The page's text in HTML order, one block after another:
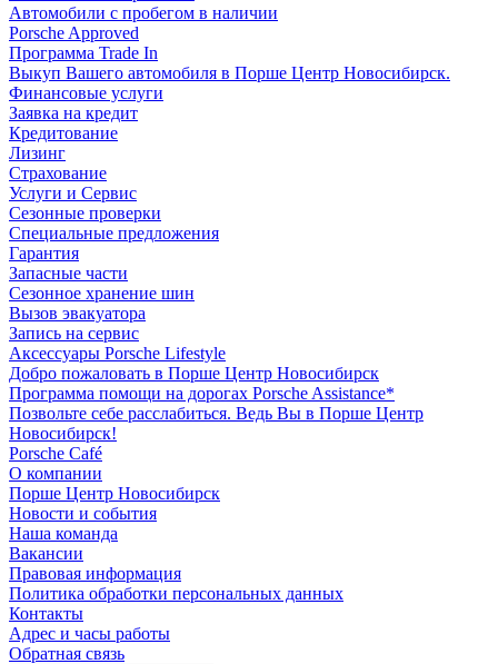
Автомобили с пробегом в наличии
Porsche Approved
Программа Trade In
Выкуп Вашего автомобиля в Порше Центр Новосибирск.
Финансовые услуги
Заявка на кредит
Кредитование
Лизинг
Страхование
Услуги и Сервис
Сезонные проверки
Специальные предложения
Гарантия
Запасные части
Сезонное хранение шин
Вызов эвакуатора
Запись на сервис
Аксессуары Porsche Lifestyle
Добро пожаловать в Порше Центр Новосибирск
Программа помощи на дорогах Porsche Assistance*
Позвольте себе расслабиться. Ведь Вы в Порше Центр
Новосибирск!
Porsche Café
О компании
Порше Центр Новосибирск
Новости и события
Наша команда
Вакансии
Правовая информация
Политика обработки персональных данных
Контакты
Адрес и часы работы
Обратная связь